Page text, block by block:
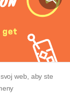
web, aby ste